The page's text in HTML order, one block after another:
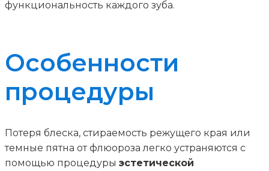
функциональность каждого зуба.
Особенности
процедуры
Потеря блеска, стираемость режущего края или
темные пятна от флюороза легко устраняются с
помощью процедуры эстетической